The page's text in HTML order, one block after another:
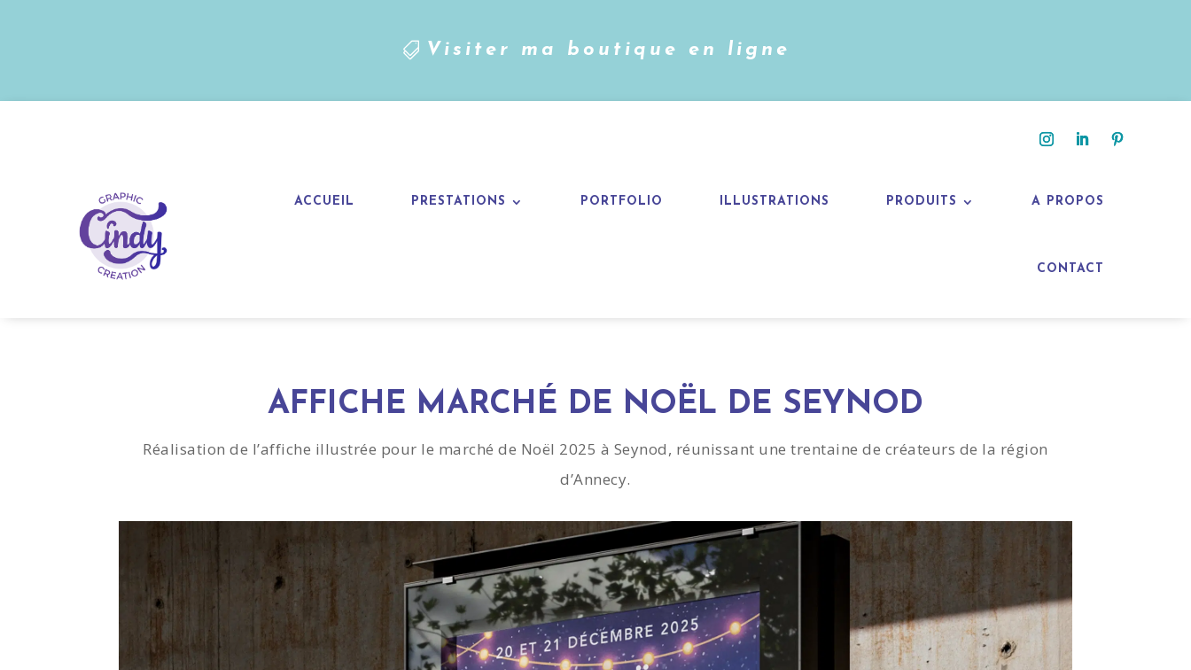
Visiter ma boutique en ligne
ACCUEIL PRESTATIONS PORTFOLIO ILLUSTRATIONS PRODUITS A PROPOS
CONTACT
AFFICHE MARCHÉ DE NOËL DE SEYNOD
Réalisation de l’affiche illustrée pour le marché de Noël 2025 à Seynod, réunissant une trentaine de créateurs de la région
d’Annecy.